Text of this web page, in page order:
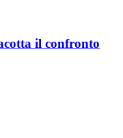
il confronto